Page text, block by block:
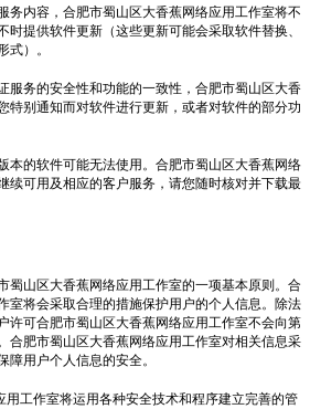
务内容，合肥市蜀山区大香蕉网络应用工作室将不
时提供软件更新（这些更新可能会采取软件替换、
式）。
服务的安全性和功能的一致性，合肥市蜀山区大香
特别通知而对软件进行更新，或者对软件的部分功
本的软件可能无法使用。合肥市蜀山区大香蕉网络
续可用及相应的客户服务，请您随时核对并下载最
蜀山区大香蕉网络应用工作室的一项基本原则。合
室将会采取合理的措施保护用户的个人信息。除法
许可合肥市蜀山区大香蕉网络应用工作室不会向第
合肥市蜀山区大香蕉网络应用工作室对相关信息采
障用户个人信息的安全。
用工作室将运用各种安全技术和程序建立完善的管